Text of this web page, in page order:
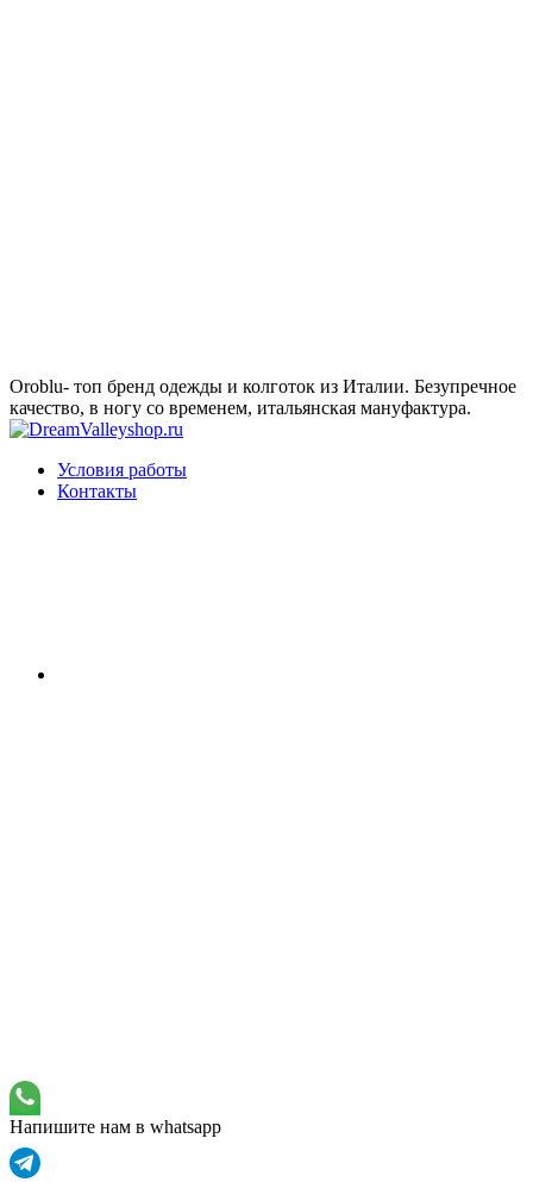
Oroblu- топ бренд одежды и колготок из Италии. Безупречное
качество, в ногу со временем, итальянская мануфактура.
Условия работы
Контакты
Напишите нам в whatsapp